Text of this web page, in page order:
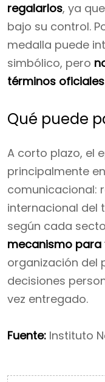
regalarlos, ya
bajo su control.
medalla puede
simbólico, pero
términos oficiales
Qué puede
A corto plazo, el
principalmente
comunicacional:
internacional del
según cada
mecanismo para
organización del
decisiones
vez entregado.
Fuente: Instituto